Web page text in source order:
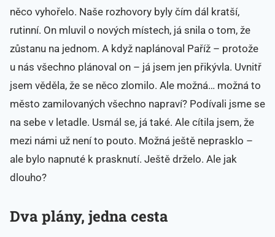
něco vyhořelo. Naše rozhovory byly čím dál kratší,
rutinní. On mluvil o nových místech, já snila o tom, že
zůstanu na jednom. A když naplánoval Paříž – protože
u nás všechno plánoval on – já jsem jen přikývla. Uvnitř
jsem věděla, že se něco zlomilo. Ale možná… možná to
město zamilovaných všechno napraví? Podívali jsme se
na sebe v letadle. Usmál se, já také. Ale cítila jsem, že
mezi námi už není to pouto. Možná ještě neprasklo –
ale bylo napnuté k prasknutí. Ještě drželo. Ale jak
dlouho?
Dva plány, jedna cesta